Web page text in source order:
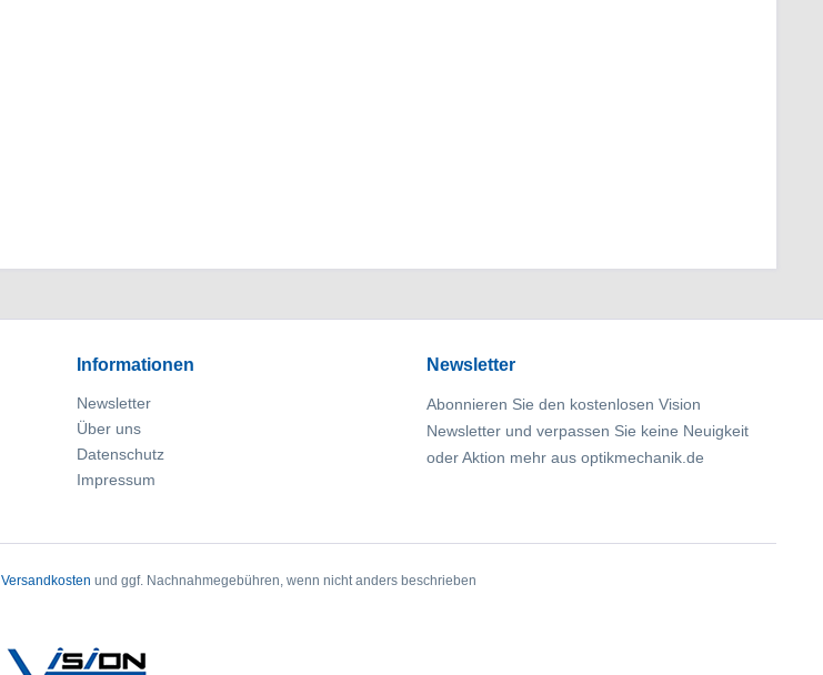
Informationen
Newsletter
Über uns
Datenschutz
Impressum
Newsletter
Abonnieren Sie den kostenlosen Vision
Newsletter und verpassen Sie keine Neuigkeit
oder Aktion mehr aus optikmechanik.de
Versandkosten und ggf. Nachnahmegebühren, wenn nicht anders beschrieben